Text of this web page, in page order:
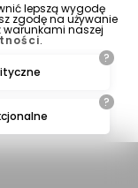
lepszą wygodę
zgodę na używanie
warunkami naszej
.
?
?